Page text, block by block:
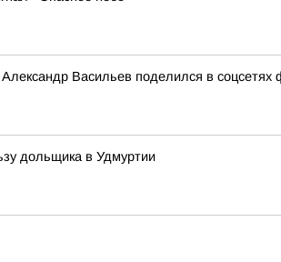
Васильев поделился в
дольщика в Удмуртии